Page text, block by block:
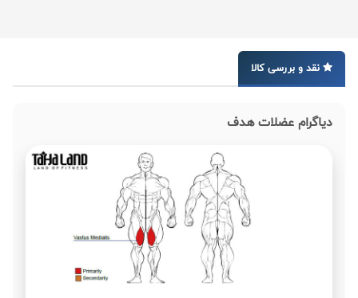
نقد و بررسی کالا
دیاگرام عضلات هدف